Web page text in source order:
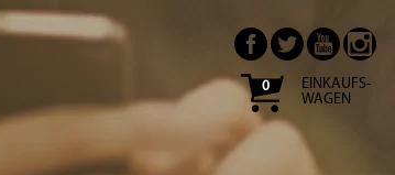
0
EINKAUFS-
WAGEN